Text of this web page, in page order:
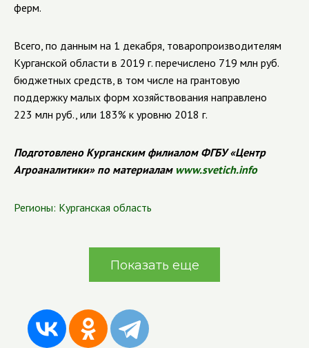
ферм.
Всего, по данным на 1 декабря, товаропроизводителям
Курганской области в 2019 г. перечислено 719 млн руб.
бюджетных средств, в том числе на грантовую
поддержку малых форм хозяйствования направлено
223 млн руб., или 183% к уровню 2018 г.
Подготовлено Курганским филиалом ФГБУ «Центр
Агроаналитики» по материалам www.svetich.info
Регионы: Курганская область
Показать еще